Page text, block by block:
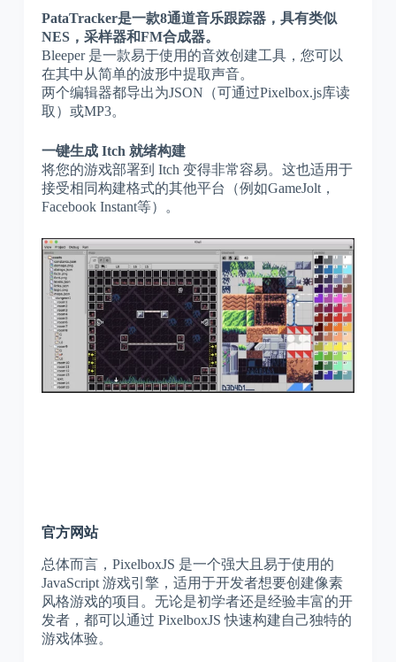
PataTracker是一款8通道音乐跟踪器，具有类似
NES，采样器和FM合成器。
Bleeper 是一款易于使用的音效创建工具，您可以
在其中从简单的波形中提取声音。
两个编辑器都导出为JSON（可通过Pixelbox.js库读
取）或MP3。
一键生成 Itch 就绪构建
将您的游戏部署到 Itch 变得非常容易。这也适用于
接受相同构建格式的其他平台（例如GameJolt，
Facebook Instant等）。
官方网站
总体而言，PixelboxJS 是一个强大且易于使用的
JavaScript 游戏引擎，适用于开发者想要创建像素
风格游戏的项目。无论是初学者还是经验丰富的开
发者，都可以通过 PixelboxJS 快速构建自己独特的
游戏体验。